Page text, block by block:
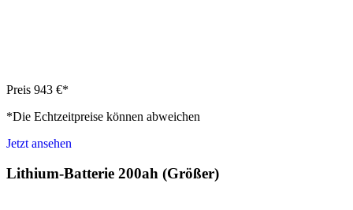
Preis 943 €*
*Die Echtzeitpreise können abweichen
Jetzt ansehen
Lithium-Batterie 200ah (Größer)